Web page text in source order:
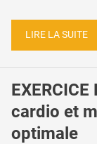
LIRE LA SUITE
cardio et
optimale